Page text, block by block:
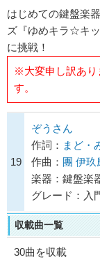
はじめての鍵盤楽
ズ『ゆめキラ☆キ
に挑戦！
※大変申し訳あり
す。
19
ぞうさん
作詞： まど・
作曲： 團 伊玖
楽器：鍵盤楽
グレード：入
収載曲一覧
30曲を収載